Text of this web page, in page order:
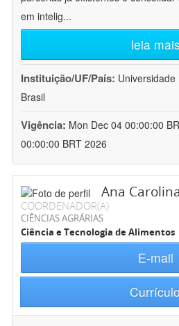
em intelig...
leia mais
Instituição/UF/País:
Brasil
Vigência: Mon Dec 04 00:00:00
00:00:00 BRT 2026
Ana
COORDENADOR(A)
CIÊNCIAS AGRÁRIAS
Ciência e Tecnologia de Alimentos
E-mail
Currículo